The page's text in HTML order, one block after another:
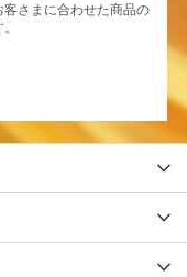
さまに合わせた商品の